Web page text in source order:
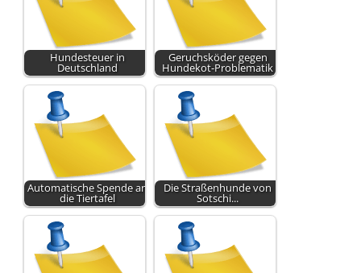
Hundesteuer in
Deutschland
Geruchsköder gegen
Hundekot-Problematik
Automatische Spende an
die Tiertafel
Die Straßenhunde von
Sotschi...